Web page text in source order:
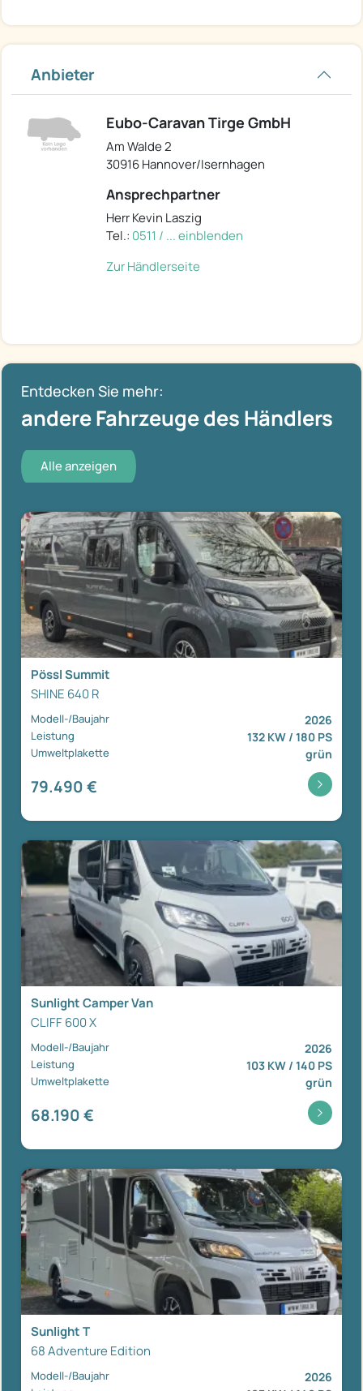
Anbieter
Eubo-Caravan Tirge GmbH
Am Walde 2
30916 Hannover/Isernhagen
Ansprechpartner
Herr Kevin Laszig
Tel.: 0511 / ... einblenden
Zur Händlerseite
Entdecken Sie mehr:
andere Fahrzeuge des Händlers
Alle anzeigen
Pössl Summit
SHINE 640 R
Modell-/Baujahr 2026
Leistung 132 KW / 180 PS
Umweltplakette grün
79.490 €
Sunlight Camper Van
CLIFF 600 X
Modell-/Baujahr 2026
Leistung 103 KW / 140 PS
Umweltplakette grün
68.190 €
Sunlight T
68 Adventure Edition
Modell-/Baujahr 2026